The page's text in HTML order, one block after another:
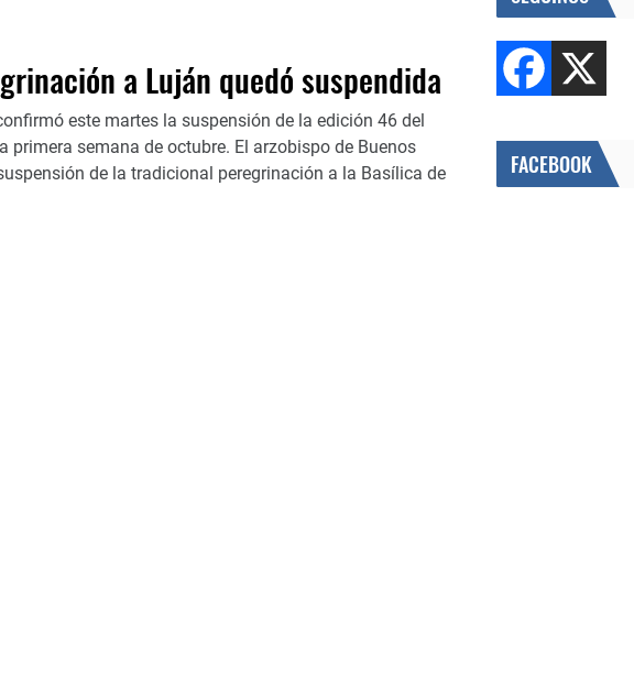
a Luján quedó suspendida
este martes la suspensión de la edición 46 del
semana de octubre. El arzobispo de Buenos
de la tradicional peregrinación a la Basílica de
FACEBOOK